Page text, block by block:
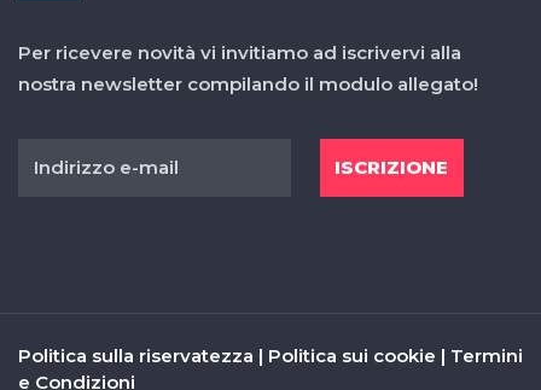
Per ricevere novità vi invitiamo ad iscrivervi alla
nostra newsletter compilando il modulo allegato!
Politica sulla riservatezza | Politica sui cookie | Termini
e Condizioni